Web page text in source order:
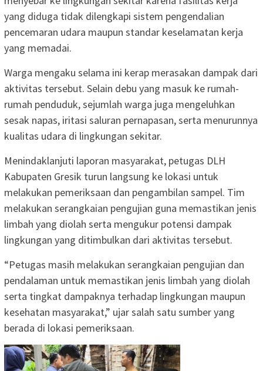
yang diduga tidak dilengkapi sistem pengendalian
pencemaran udara maupun standar keselamatan kerja
yang memadai.
Warga mengaku selama ini kerap merasakan dampak dari
aktivitas tersebut. Selain debu yang masuk ke rumah-
rumah penduduk, sejumlah warga juga mengeluhkan
sesak napas, iritasi saluran pernapasan, serta menurunnya
kualitas udara di lingkungan sekitar.
Menindaklanjuti laporan masyarakat, petugas DLH
Kabupaten Gresik turun langsung ke lokasi untuk
melakukan pemeriksaan dan pengambilan sampel. Tim
melakukan serangkaian pengujian guna memastikan jenis
limbah yang diolah serta mengukur potensi dampak
lingkungan yang ditimbulkan dari aktivitas tersebut.
“Petugas masih melakukan serangkaian pengujian dan
pendalaman untuk memastikan jenis limbah yang diolah
serta tingkat dampaknya terhadap lingkungan maupun
kesehatan masyarakat,” ujar salah satu sumber yang
berada di lokasi pemeriksaan.